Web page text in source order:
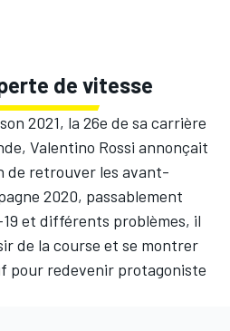
de vitesse
2021, la 26e de sa carrière
Valentino Rossi annonçait
de retrouver les avant-
2020, passablement
19 et différents problèmes, il
de la course et se montrer
pour redevenir protagoniste